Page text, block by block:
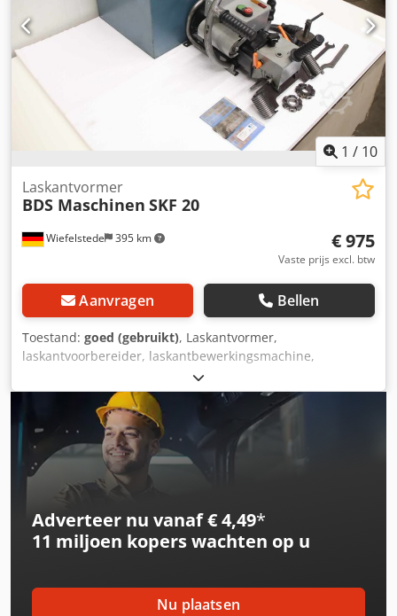
1 / 10
Wiefelstede 395 km
Laskantvormer
BDS Maschinen SKF 20
€ 975
Vaste prijs excl. btw
Aanvragen Bellen
Toestand: goed (gebruikt), Laskantvormer,
laskantvoorbereider, laskantbewerkingsmachine,
kantfreesapparaat, kantfreesmachine, mobiele
freesmachine - Fabrikant: BDS,
laskantvormer/kantfreesmachine met toebehoren - Type:
SKF 20 Codex Ea Ayjpfx Abgeha - Vermogen: 1,1 kW -
Toebehoren: zie foto's - Afmetingen kist: 460/355/H355 mm
- Totaalgewicht: 33,2 kg
Adverteer nu vanaf € 4,49*
11 miljoen koperswachten op u
Nu plaatsen